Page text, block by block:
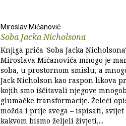
Miroslav Mićanović
Soba Jacka Nicholsona
Knjiga priča 'Soba Jacka Nicholsona'
Miroslava Mićanovića mnogo je
soba, u prostornom smislu, a
Jack Nicholson kao raspon likova
kojih smo iščitavali njegove
glumačke transformacije. Želeći
možda i prije svega – ispisati, svijet
kakvom bismo željeli živjeti,...